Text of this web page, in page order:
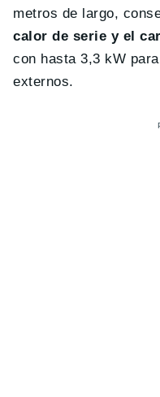
metros de largo,
calor de serie y el
con hasta 3,3 kW
externos.